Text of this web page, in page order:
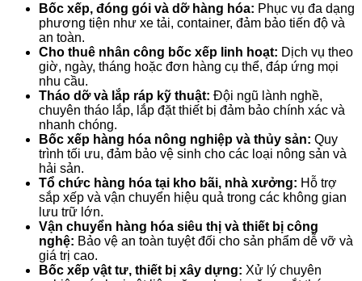
Bốc xếp, đóng gói và dỡ hàng hóa: Phục vụ đa dạng
phương tiện như xe tải, container, đảm bảo tiến độ và
an toàn.
Cho thuê nhân công bốc xếp linh hoạt: Dịch vụ theo
giờ, ngày, tháng hoặc đơn hàng cụ thể, đáp ứng mọi
nhu cầu.
Tháo dỡ và lắp ráp kỹ thuật: Đội ngũ lành nghề,
chuyên tháo lắp, lắp đặt thiết bị đảm bảo chính xác và
nhanh chóng.
Bốc xếp hàng hóa nông nghiệp và thủy sản: Quy
trình tối ưu, đảm bảo vệ sinh cho các loại nông sản và
hải sản.
Tổ chức hàng hóa tại kho bãi, nhà xưởng: Hỗ trợ
sắp xếp và vận chuyển hiệu quả trong các không gian
lưu trữ lớn.
Vận chuyển hàng hóa siêu thị và thiết bị công
nghệ: Bảo vệ an toàn tuyệt đối cho sản phẩm dễ vỡ và
giá trị cao.
Bốc xếp vật tư, thiết bị xây dựng: Xử lý chuyên